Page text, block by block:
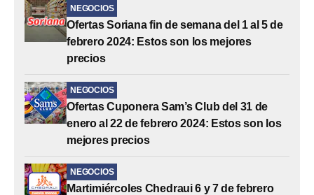
NEGOCIOS
Ofertas Soriana fin de semana del 1 al 5 de
febrero 2024: Estos son los mejores
precios
NEGOCIOS
Ofertas Cuponera Sam’s Club del 31 de
enero al 22 de febrero 2024: Estos son los
mejores precios
NEGOCIOS
Martimiércoles Chedraui 6 y 7 de febrero